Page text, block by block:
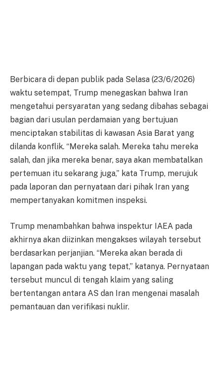
Berbicara di depan publik pada Selasa (23/6/2026)
waktu setempat, Trump menegaskan bahwa Iran
mengetahui persyaratan yang sedang dibahas sebagai
bagian dari usulan perdamaian yang bertujuan
menciptakan stabilitas di kawasan Asia Barat yang
dilanda konflik. “Mereka salah. Mereka tahu mereka
salah, dan jika mereka benar, saya akan membatalkan
pertemuan itu sekarang juga,” kata Trump, merujuk
pada laporan dan pernyataan dari pihak Iran yang
mempertanyakan komitmen inspeksi.
Trump menambahkan bahwa inspektur IAEA pada
akhirnya akan diizinkan mengakses wilayah tersebut
berdasarkan perjanjian. “Mereka akan berada di
lapangan pada waktu yang tepat,” katanya. Pernyataan
tersebut muncul di tengah klaim yang saling
bertentangan antara AS dan Iran mengenai masalah
pemantauan dan verifikasi nuklir.